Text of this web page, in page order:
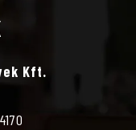
Kft.